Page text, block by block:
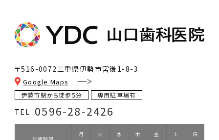
〒516-0072 三重県伊勢市宮後1-8-3
Google Maps
伊勢市駅から徒歩5分 専用駐車場有
TEL 0596-28-2426
診療時間
月
火
水
木
金
土
日